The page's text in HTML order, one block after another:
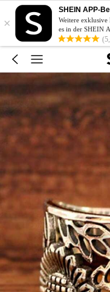
×
SHEIN APP-
Weitere exklusive
es in der SHEIN